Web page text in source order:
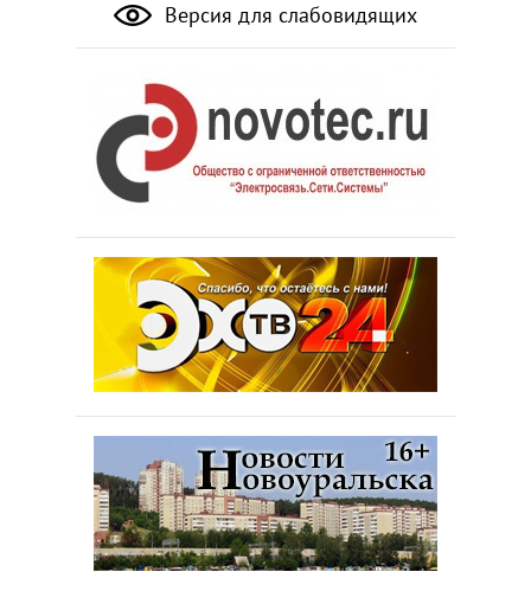
Версия для слабовидящих